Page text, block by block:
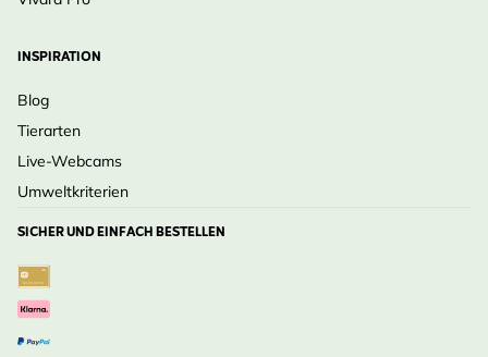
INSPIRATION
Blog
Tierarten
Live-Webcams
Umweltkriterien
SICHER UND EINFACH BESTELLEN